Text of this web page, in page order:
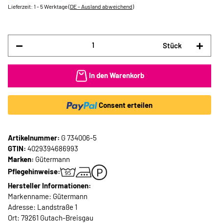
Lieferzeit: 1 - 5 Werktage(DE - Ausland abweichend)
Stück
In den Warenkorb
Consent erteilen
Artikelnummer: G 734006-5
GTIN: 4029394686993
Marken: Gütermann
Pflegehinweise:
Hersteller Informationen:
Markenname: Gütermann
Adresse: Landstraße 1
Ort: 79261 Gutach-Breisgau